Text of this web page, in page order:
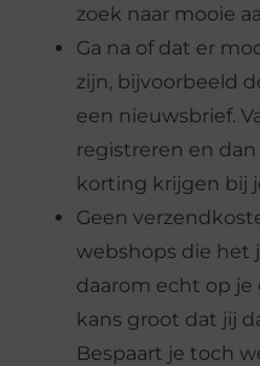
zoek naar mooie
Ga na of dat er
zijn, bijvoorbeeld
een nieuwsbrief.
registreren en
korting krijgen bij
Geen
webshops die het
daarom echt op
kans groot dat jij
Bespaart je toch